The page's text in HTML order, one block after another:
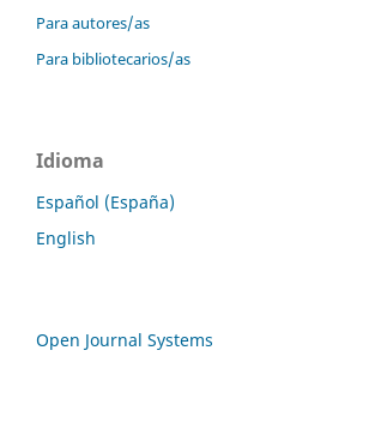
Para autores/as
Para bibliotecarios/as
Idioma
Español (España)
English
Open Journal Systems